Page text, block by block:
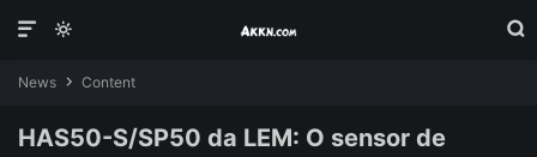



News  Content
HAS50-S/SP50 da LEM: O sensor de